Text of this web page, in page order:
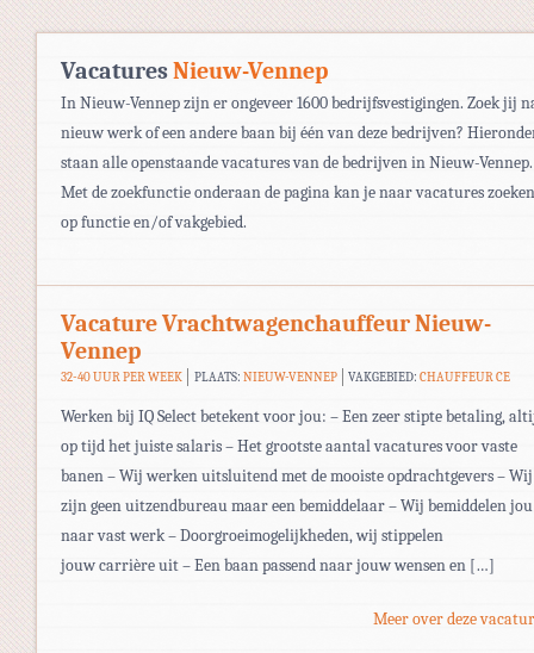
VacaturesNieuw-Vennep
In Nieuw-Vennep zijn er ongeveer 1600 bedrijfsvestigingen. Zoek jij
nieuw werk of een andere baan bij één van deze bedrijven?
staan alle openstaande vacatures van de bedrijven in Nieuw-Vennep.
Met de zoekfunctie onderaan de pagina kan je naar vacatures zoeken
op functie en/of vakgebied.
Vacature Vrachtwagenchauffeur Nieuw-
Vennep
32-40 UUR PER WEEK PLAATS: NIEUW-VENNEP VAKGEBIED:CHAUFFEUR CE
Werken bij IQ Select betekent voor jou: – Een zeer stipte betaling,
op tijd het juiste salaris – Het grootste aantal vacatures voor vaste
banen – Wij werken uitsluitend met de mooiste opdrachtgevers – Wij
zijn geen uitzendbureau maar een bemiddelaar – Wij bemiddelen jou
naar vast werk – Doorgroeimogelijkheden, wij stippelen
jouw carrière uit – Een baan passend naar jouw wensen en […]
Meer over deze